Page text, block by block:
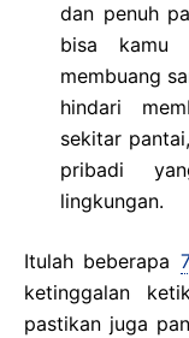
dan penuh
bisa kamu
membuang
hindari
sekitar
pribadi
lingkungan.
Itulah beberapa
ketinggalan
pastikan juga